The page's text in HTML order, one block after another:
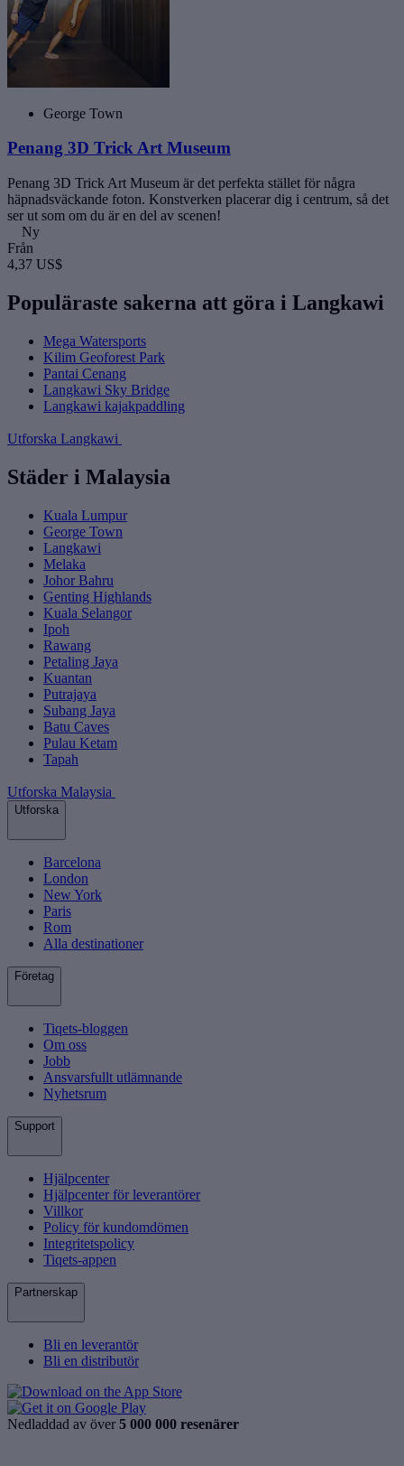
George Town
Penang 3D Trick Art Museum
Penang 3D Trick Art Museum är det perfekta stället för några
häpnadsväckande foton. Konstverken placerar dig i centrum, så det
ser ut som om du är en del av scenen!
Ny
Från
4,37 US$
Populäraste sakerna att göra i Langkawi
Mega Watersports
Kilim Geoforest Park
Pantai Cenang
Langkawi Sky Bridge
Langkawi kajakpaddling
Utforska Langkawi
Städer i Malaysia
Kuala Lumpur
George Town
Langkawi
Melaka
Johor Bahru
Genting Highlands
Kuala Selangor
Ipoh
Rawang
Petaling Jaya
Kuantan
Putrajaya
Subang Jaya
Batu Caves
Pulau Ketam
Tapah
Utforska Malaysia
Utforska
Barcelona
London
New York
Paris
Rom
Alla destinationer
Företag
Tiqets-bloggen
Om oss
Jobb
Ansvarsfullt utlämnande
Nyhetsrum
Support
Hjälpcenter
Hjälpcenter för leverantörer
Villkor
Policy för kundomdömen
Integritetspolicy
Tiqets-appen
Partnerskap
Bli en leverantör
Bli en distributör
Nedladdad av över 5 000 000 resenärer